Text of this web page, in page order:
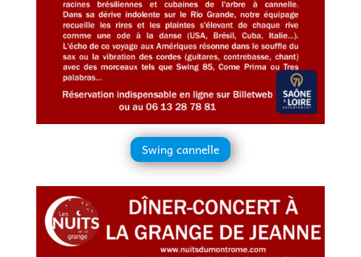
Swing cannelle